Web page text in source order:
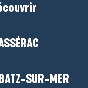
SUR-MER
d’explorations
la Brière